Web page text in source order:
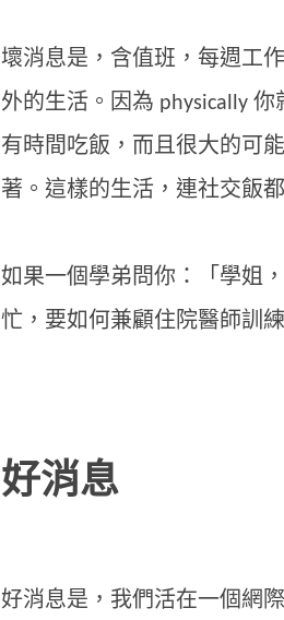
壞消息是，含值班，每週工
外的生活。因為 physically
有時間吃飯，而且很大的可
著。這樣的生活，連社交飯
如果一個學弟問你：「學姐
忙，要如何兼顧住院醫師訓
好消息
好消息是，我們活在一個網